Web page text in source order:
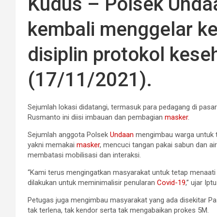
kembali menggelar
disiplin protokol
(17/11/2021).
Sejumlah lokasi didatangi, termasuk para pedagang di
Rusmanto ini diisi imbauan dan pembagian masker.
Sejumlah anggota Polsek Undaan mengimbau warga
yakni memakai masker, mencuci tangan pakai sabun dan
membatasi mobilisasi dan interaksi.
“Kami terus mengingatkan masyarakat untuk tetap
dilakukan untuk meminimalisir penularan Covid-19,” ujar
Petugas juga mengimbau masyarakat yang ada disekitar
tak terlena, tak kendor serta tak mengabaikan prokes 5M.